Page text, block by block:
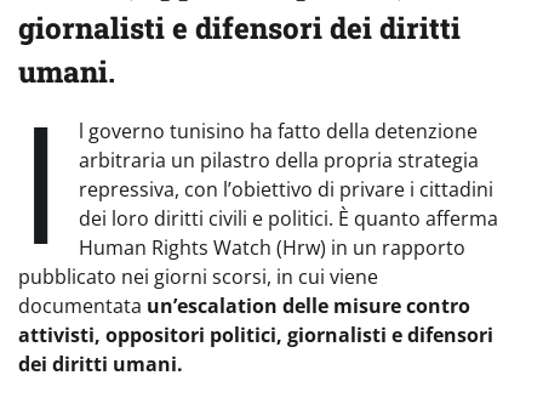
giornalisti e difensori dei diritti
umani.
I
l governo tunisino ha fatto della detenzione
arbitraria un pilastro della propria strategia
repressiva, con l’obiettivo di privare i cittadini
dei loro diritti civili e politici. È quanto afferma
Human Rights Watch (Hrw) in un rapporto
pubblicato nei giorni scorsi, in cui viene
documentata un’escalation delle misure contro
attivisti, oppositori politici, giornalisti e difensori
dei diritti umani.